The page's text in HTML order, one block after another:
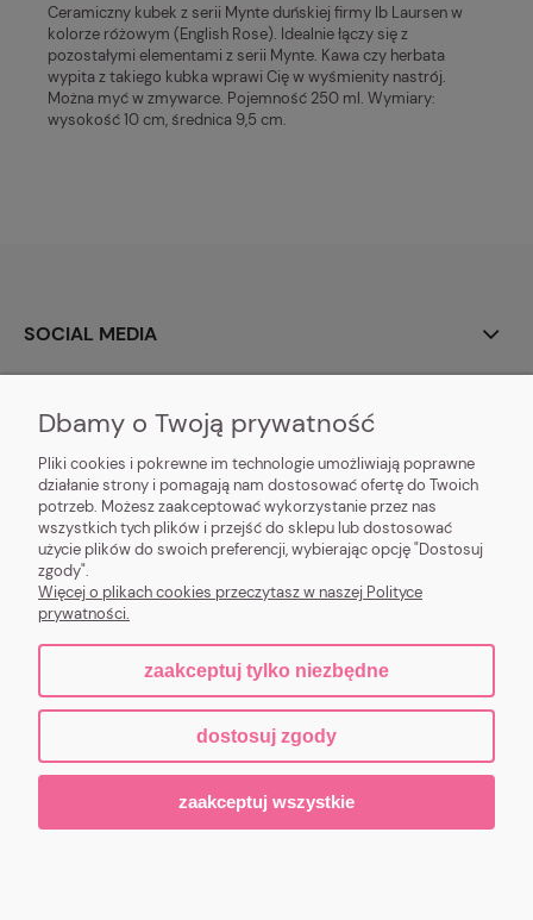
Ceramiczny kubek z serii Mynte duńskiej firmy Ib Laursen w
kolorze różowym (English Rose). Idealnie łączy się z
pozostałymi elementami z serii Mynte. Kawa czy herbata
wypita z takiego kubka wprawi Cię w wyśmienity nastrój.
Można myć w zmywarce. Pojemność 250 ml. Wymiary:
wysokość 10 cm, średnica 9,5 cm.
SOCIAL MEDIA
DOSTAWA I PŁATNOŚĆ
POMOC I INFORMACJE
Sklep internetowy Shoper.pl
Dbamy o Twoją prywatność
Pliki cookies i pokrewne im technologie umożliwiają poprawne
działanie strony i pomagają nam dostosować ofertę do Twoich
potrzeb. Możesz zaakceptować wykorzystanie przez nas
wszystkich tych plików i przejść do sklepu lub dostosować
użycie plików do swoich preferencji, wybierając opcję "Dostosuj
zgody".
Więcej o plikach cookies przeczytasz w naszej Polityce
prywatności.
zaakceptuj tylko niezbędne
dostosuj zgody
zaakceptuj wszystkie